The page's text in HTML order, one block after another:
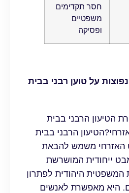
חסר תקדימים
משפטיים
ופסיקה
על טוען רבני בבית
הטיעון הרבני בבית
הרבני בבית
משמש להבאת
ייחודית המושרשת
המשפטית היהודית לפתרון
היא מאפשרת לאנשים